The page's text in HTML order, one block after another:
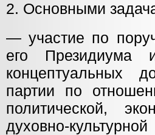
2. Основными
— участие по
его Президиума
концептуальных
партии по
политической,
духовно-